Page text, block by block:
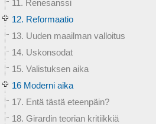
11. Renesanssi
12. Reformaatio
13. Uuden maailman valloitus
14. Uskonsodat
15. Valistuksen aika
16 Moderni aika
17. Entä tästä eteenpäin?
18. Girardin teorian kritiikkiä